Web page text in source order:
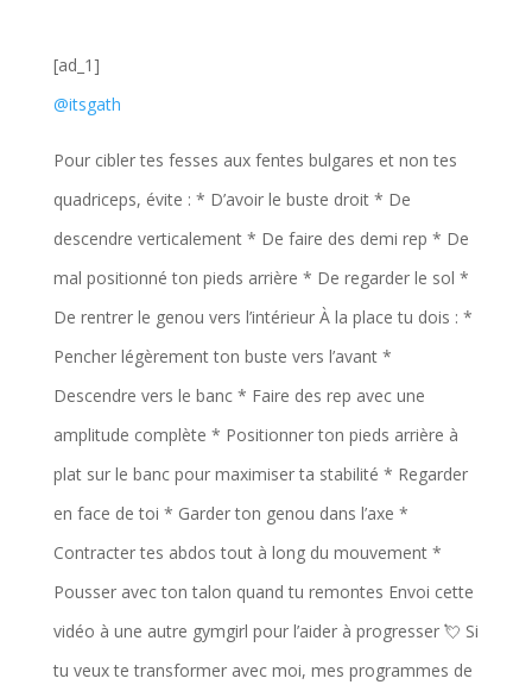
[ad_1]
@itsgath
Pour cibler tes fesses aux fentes bulgares et non tes
quadriceps, évite : * D’avoir le buste droit * De
descendre verticalement * De faire des demi rep * De
mal positionné ton pieds arrière * De regarder le sol *
De rentrer le genou vers l’intérieur À la place tu dois : *
Pencher légèrement ton buste vers l’avant *
Descendre vers le banc * Faire des rep avec une
amplitude complète * Positionner ton pieds arrière à
plat sur le banc pour maximiser ta stabilité * Regarder
en face de toi * Garder ton genou dans l’axe *
Contracter tes abdos tout à long du mouvement *
Pousser avec ton talon quand tu remontes Envoi cette
vidéo à une autre gymgirl pour l’aider à progresser 💘 Si
tu veux te transformer avec moi, mes programmes de